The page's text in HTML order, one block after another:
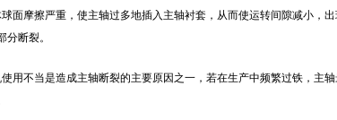
面摩擦严重，使主轴过多地插入主轴衬套，从而使运转间隙减小，
断裂。
用不当是造成主轴断裂的主要原因之一，若在生产中频繁过铁，主